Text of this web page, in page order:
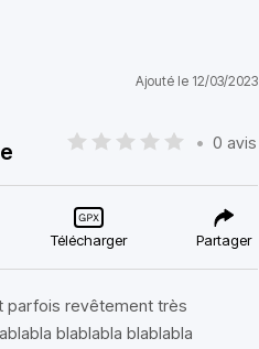
Ajouté le 12/03/2023
• 0 avis
Télécharger Partager
parfois revêtement très
blablabla blablabla